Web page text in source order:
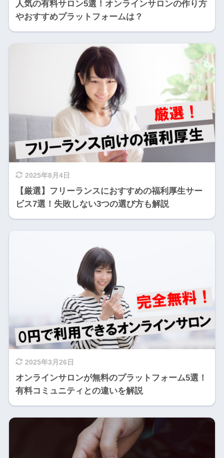
人気の有料サロン5選！オンラインサロンの作り方
やおすすめプラットフォームは？
2025年8月4日
【厳選】フリーランスにおすすめの福利厚生サー
ビス7選！失敗しない3つの選び方も解説
2025年3月26日
オンラインサロンが無料のプラットフォーム5選！
有料コミュニティとの違いを解説